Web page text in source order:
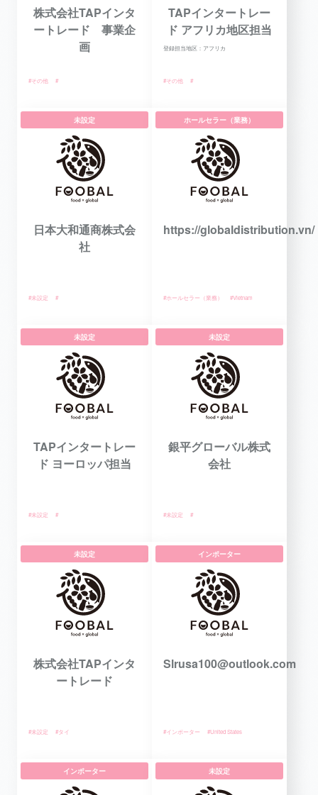
株式会社TAPインタ
ートレード 事業企
画
#その他 #
TAPインタートレー
ド アフリカ地区担当
登録担当地区：アフリカ
#その他 #
未設定
日本大和通商株式会
社
#未設定 #
ホールセラー（業務）
https://globaldistribution.vn/
#ホールセラー（業務） #Vietnam
未設定
TAPインタートレー
ド ヨーロッパ担当
#未設定 #
未設定
銀平グローバル株式
会社
#未設定 #
未設定
株式会社TAPインタ
ートレード
#未設定 #タイ
インポーター
Slrusa100@outlook.com
#インポーター #United States
インポーター 未設定